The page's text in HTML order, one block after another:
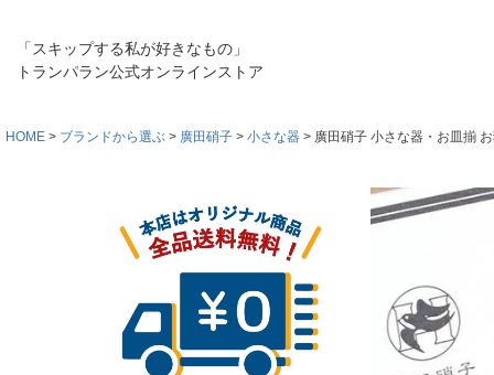
「スキップする私が好きなもの」
トランパラン公式オンラインストア
HOME ブランドから選ぶ 廣田硝子 小さな器 廣田硝子 小さな器・お皿揃